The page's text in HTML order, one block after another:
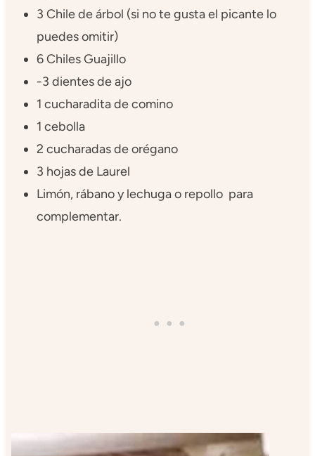
3 Chile de árbol (si no te gusta el picante lo
puedes omitir)
6 Chiles Guajillo
-3 dientes de ajo
1 cucharadita de comino
1 cebolla
2 cucharadas de orégano
3 hojas de Laurel
Limón, rábano y lechuga o repollo para
complementar.